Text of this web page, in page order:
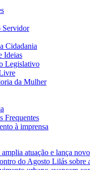
Servidor
Cidadania
Ideias
Legislativo
da Mulher
Frequentes
à imprensa
atuação e lança
do Agosto Lilás sobre